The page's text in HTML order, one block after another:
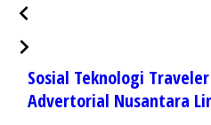
Sosial Teknologi Traveler
Advertorial Nusantara